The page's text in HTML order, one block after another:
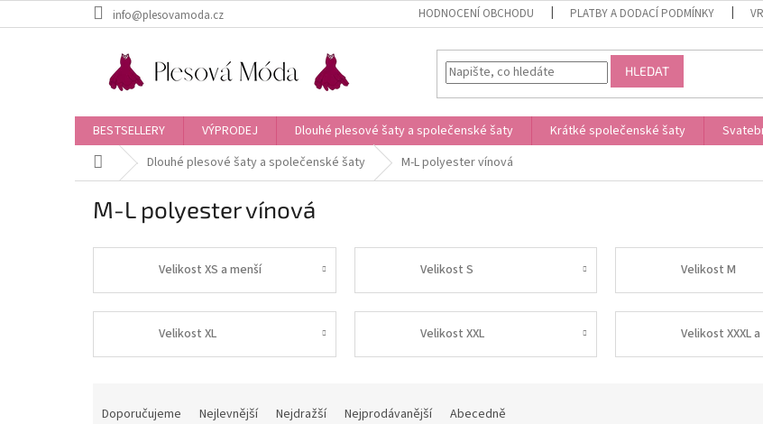
na
info@plesovamoda.cz HODNOCENÍ OBCHODU PLATBY A DODACÍ PODMÍNKY
HLEDAT
BESTSELLERY VÝPRODEJ Dlouhé plesové šaty a společenské šaty Krátké společenské šaty
Domů Dlouhé plesové šaty a společenské šaty M-L polyester vínová
M-L polyester vínová
Velikost XS a menší Velikost S Velikost M
Velikost XL Velikost XXL Velikost XXXL
Doporučujeme Nejlevnější Nejdražší Nejprodávanější Abecedně